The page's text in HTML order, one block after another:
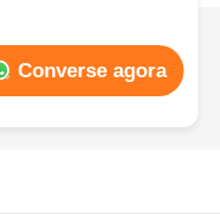
Converse agora